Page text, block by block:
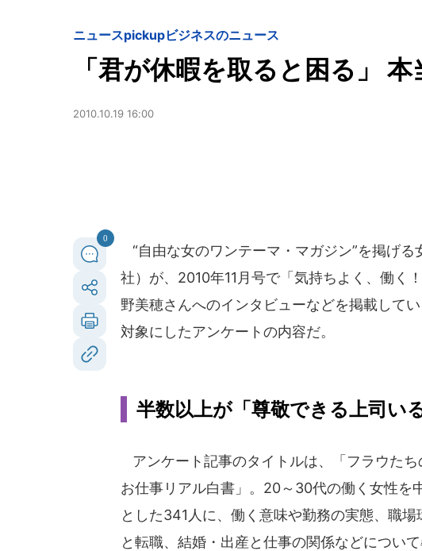
ニュースpickupビジネスのニュース
「君が休暇を取ると困る」
2010.10.19 16:00
0
“自由な女のワンテーマ・マガジン”を掲げる
社）が、2010年11月号で「気持ちよく、働く
野美穂さんへのインタビューなどを掲載して
対象にしたアンケートの内容だ。
半数以上が「尊敬できる上司いる
アンケート記事のタイトルは、「フラウたち
お仕事リアル白書」。20～30代の働く女性を
とした341人に、働く意味や勤務の実態、職場
と転職、結婚・出産と仕事の関係などについ